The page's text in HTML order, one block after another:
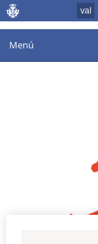
val
Menú